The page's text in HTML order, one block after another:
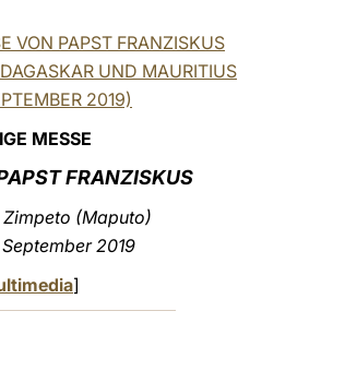
VON PAPST FRANZISKUS
UND MAURITIUS
2019)
MESSE
FRANZISKUS
(Maputo)
2019
]